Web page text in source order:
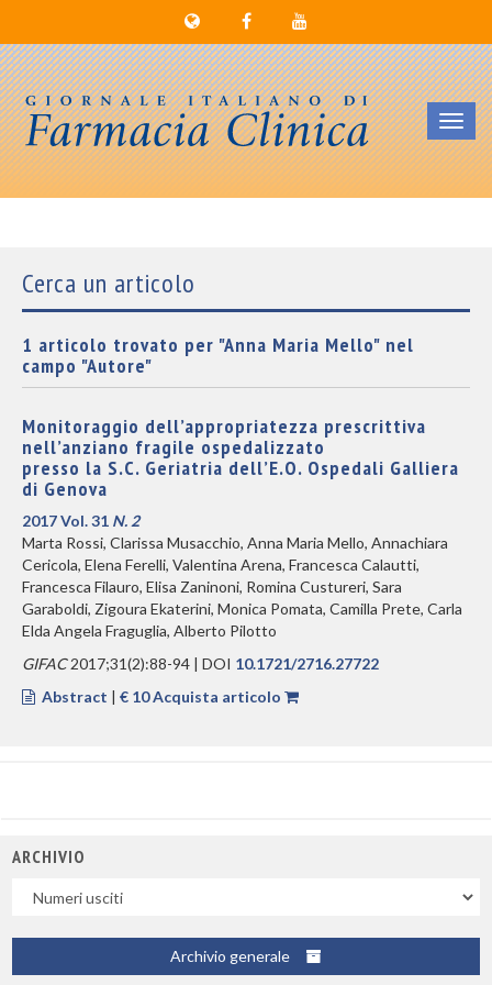
Cerca un articolo
1 articolo trovato per "Anna Maria Mello" nel
campo "Autore"
Monitoraggio dell’appropriatezza prescrittiva
nell’anziano fragile ospedalizzato
presso la S.C. Geriatria dell’E.O. Ospedali Galliera
di Genova
2017 Vol. 31 N. 2
Marta Rossi, Clarissa Musacchio, Anna Maria Mello, Annachiara
Cericola, Elena Ferelli, Valentina Arena, Francesca Calautti,
Francesca Filauro, Elisa Zaninoni, Romina Custureri, Sara
Garaboldi, Zigoura Ekaterini, Monica Pomata, Camilla Prete, Carla
Elda Angela Fraguglia, Alberto Pilotto
GIFAC2017;31(2):88-94 | DOI 10.1721/2716.27722
Abstract | € 10 Acquista articolo
ARCHIVIO
Archivio generale